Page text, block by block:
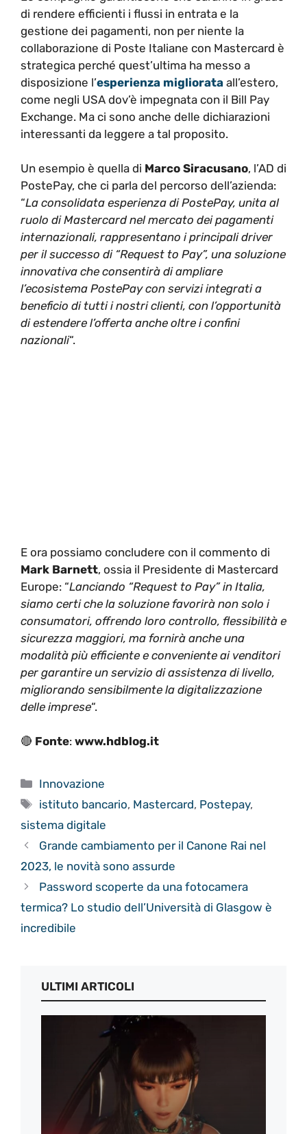
di rendere efficienti i flussi in entrata e la
gestione dei pagamenti, non per niente la
collaborazione di Poste Italiane con Mastercard è
strategica perché quest’ultima ha messo a
disposizione l’esperienza migliorata all’estero,
come negli USA dov’è impegnata con il Bill Pay
Exchange. Ma ci sono anche delle dichiarazioni
interessanti da leggere a tal proposito.
Un esempio è quella di Marco Siracusano, l’AD di
PostePay, che ci parla del percorso dell’azienda:
“La consolidata esperienza di PostePay, unita al
ruolo di Mastercard nel mercato dei pagamenti
internazionali, rappresentano i principali driver
per il successo di “Request to Pay”, una soluzione
innovativa che consentirà di ampliare
l’ecosistema PostePay con servizi integrati a
beneficio di tutti i nostri clienti, con l’opportunità
di estendere l’offerta anche oltre i confini
nazionali“.
E ora possiamo concludere con il commento di
Mark Barnett, ossia il Presidente di Mastercard
Europe: “Lanciando “Request to Pay” in Italia,
siamo certi che la soluzione favorirà non solo i
consumatori, offrendo loro controllo, flessibilità e
sicurezza maggiori, ma fornirà anche una
modalità più efficiente e conveniente ai venditori
per garantire un servizio di assistenza di livello,
migliorando sensibilmente la digitalizzazione
delle imprese“.
🔴 Fonte: www.hdblog.it
Categorie
Innovazione
Tag
istituto bancario, Mastercard, Postepay,
sistema digitale
Grande cambiamento per il Canone Rai nel
2023, le novità sono assurde
Password scoperte da una fotocamera
termica? Lo studio dell’Università di Glasgow è
incredibile
ULTIMI ARTICOLI